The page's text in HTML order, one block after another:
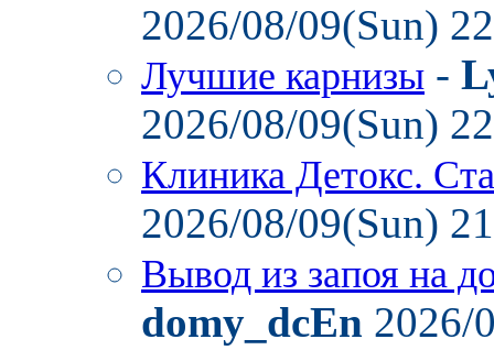
2026/08/09(Sun)
Лучшие карнизы -
2026/08/09(Sun)
Клиника Детокс.
2026/08/09(Sun)
Вывод из запоя на
domy_dcEn 2026/